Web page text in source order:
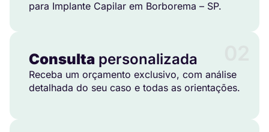
para Implante Capilar em Borborema – SP.
Consulta personalizada
Receba um orçamento exclusivo, com análise
detalhada do seu caso e todas as orientações.